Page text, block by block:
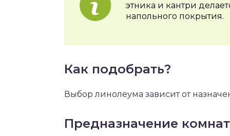
этника и кантри
напольного покрытия.
Как подобрать?
Выбор линолеума зависит от
Предназначение